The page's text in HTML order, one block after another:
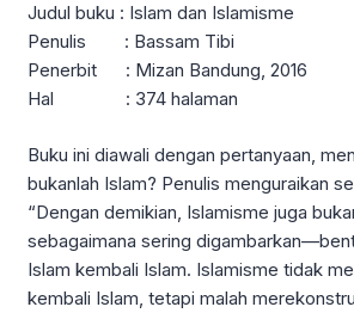
Judul buku : Islam dan Islamisme
Penulis : Bassam Tibi
Penerbit : Mizan Bandung, 2016
Hal : 374 halaman
Buku ini diawali dengan pertanyaan,
bukanlah Islam? Penulis menguraikan
“Dengan demikian, Islamisme juga
sebagaimana sering
Islam kembali Islam. Islamisme tidak
kembali Islam, tetapi malah